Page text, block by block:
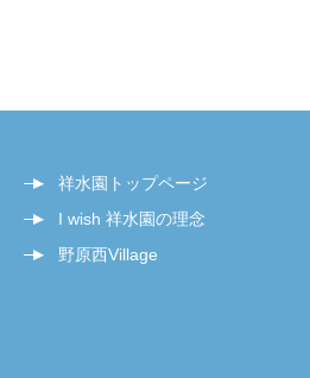
祥水園トップページ
I wish 祥水園の理念
野原西Village